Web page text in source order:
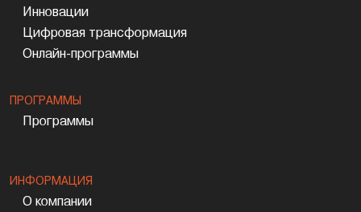
Инновации
Цифровая трансформация
Онлайн-программы
ПРОГРАММЫ
Программы
ИНФОРМАЦИЯ
О компании